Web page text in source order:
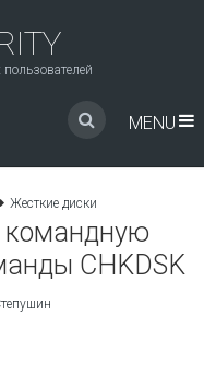
MENU
Жесткие диски
командную
CHKDSK